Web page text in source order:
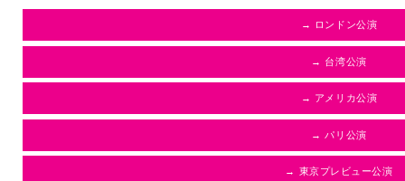
→ ロンドン公演
→ 台湾公演
→ アメリカ公演
→ パリ公演
→ 東京プレビュー公演